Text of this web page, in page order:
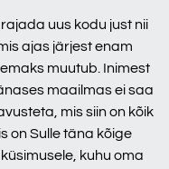
uus kodu just nii
ajas järjest enam
muutub. Inimest
maailmas ei saa
mis siin on kõik
on Sulle täna kõige
kuhu oma